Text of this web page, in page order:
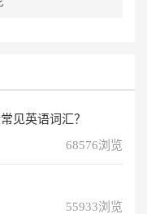
见英语词汇？
68576浏览
55933浏览